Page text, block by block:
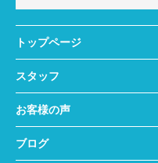
トップページ
スタッフ
お客様の声
ブログ